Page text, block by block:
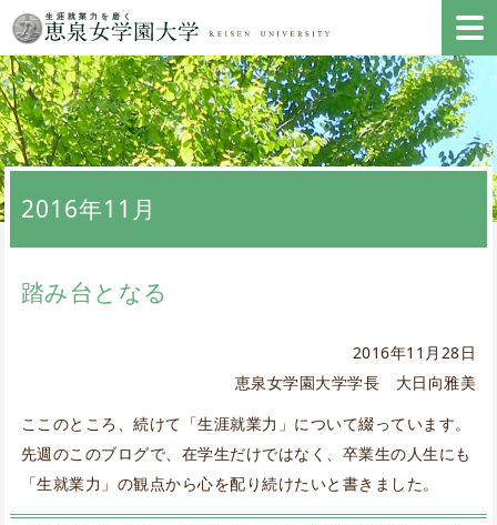
2016年11月
踏み台となる
2016年11月28日
恵泉女学園大学学長 大日向雅美
ここのところ、続けて「生涯就業力」について綴っています。
先週のこのブログで、在学生だけではなく、卒業生の人生にも
「生就業力」の観点から心を配り続けたいと書きました。